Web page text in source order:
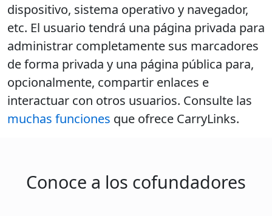
dispositivo, sistema operativo y navegador,
etc. El usuario tendrá una página privada para
administrar completamente sus marcadores
de forma privada y una página pública para,
opcionalmente, compartir enlaces e
interactuar con otros usuarios. Consulte las
muchas funciones que ofrece CarryLinks.
Conoce a los cofundadores